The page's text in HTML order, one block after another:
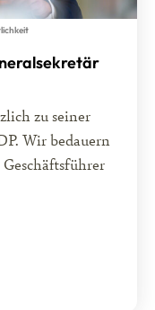
zu seiner
Wir bedauern